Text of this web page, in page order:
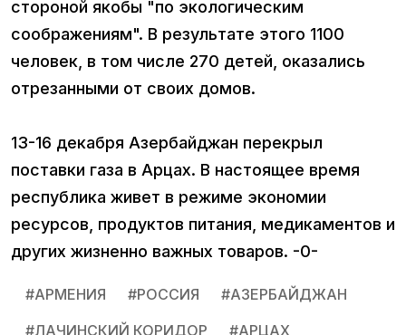
стороной якобы "по экологическим
соображениям". В результате этого 1100
человек, в том числе 270 детей, оказались
отрезанными от своих домов.
13-16 декабря Азербайджан перекрыл
поставки газа в Арцах. В настоящее время
республика живет в режиме экономии
ресурсов, продуктов питания, медикаментов и
других жизненно важных товаров. -0-
#АРМЕНИЯ #РОССИЯ #АЗЕРБАЙДЖАН
#ЛАЧИНСКИЙ КОРИДОР #АРЦАХ